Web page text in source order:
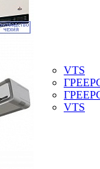
VTS
VTS